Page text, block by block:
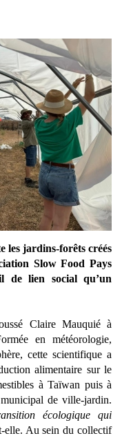
les jardins-forêts créés
Slow Food Pays
de lien social qu’un
Claire Mauquié à
en météorologie,
cette scientifique a
alimentaire sur le
à Taïwan puis à
de ville-jardin.
écologique qui
elle. Au sein du collectif